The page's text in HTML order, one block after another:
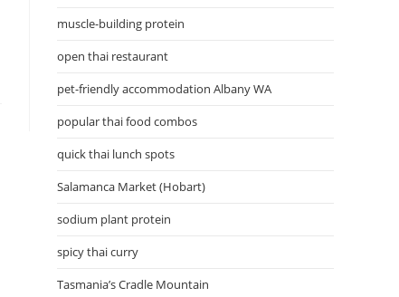
muscle-building protein
open thai restaurant
pet-friendly accommodation Albany WA
popular thai food combos
quick thai lunch spots
Salamanca Market (Hobart)
sodium plant protein
spicy thai curry
Tasmania’s Cradle Mountain